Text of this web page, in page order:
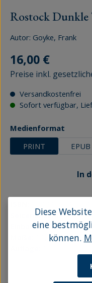
Rostock Dunkle
Autor: Goyke, Frank
Regulärer Preis:
16,00 €
Preise inkl.
Versandkostenfrei
Sofort verfügbar,
Medienformat
PRINT
EPUB
In
Seitenanzahl: 352
Einband: Taschenbuch
11,5 x 18 cm
Diese
eine
können.